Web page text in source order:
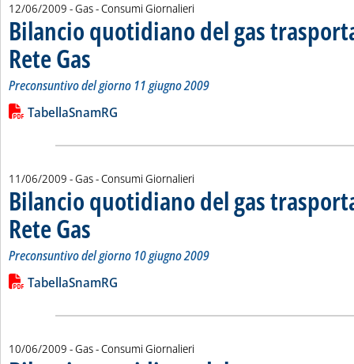
12/06/2009 - Gas - Consumi Giornalieri
Bilancio quotidiano del gas
Rete Gas . Sottotitolo: Preconsuntivo del giorno 11 giugno 2009
. Pubblicata venerdì 12 giugno 2009 alle 15.49.
Preconsuntivo del giorno 11 giugno 2009
Leggi tutta la notizia: 'Bilancio quotidiano del gas
Lista allegati PDF alla notizia
TabellaSnamRG
11/06/2009 - Gas - Consumi Giornalieri
Bilancio quotidiano del gas
Rete Gas . Sottotitolo: Preconsuntivo del giorno 10 giugno 2009
. Pubblicata giovedì 11 giugno 2009 alle 15.36.
Preconsuntivo del giorno 10 giugno 2009
Leggi tutta la notizia: 'Bilancio quotidiano del gas
Lista allegati PDF alla notizia
TabellaSnamRG
10/06/2009 - Gas - Consumi Giornalieri